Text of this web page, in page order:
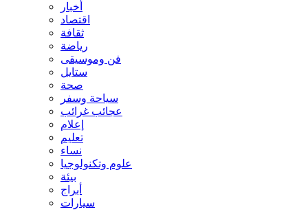
أخبار
اقتصاد
ثقافة
رياضة
فن وموسيقى
ستايل
صحة
سياحة وسفر
عجائب غرائب
إعلام
تعليم
نساء
علوم وتكنولوجيا
بيئة
أبراج
سيارات